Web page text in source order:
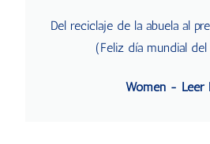
Del reciclaje de la abuela al
(Feliz día mundial
Women - Leer